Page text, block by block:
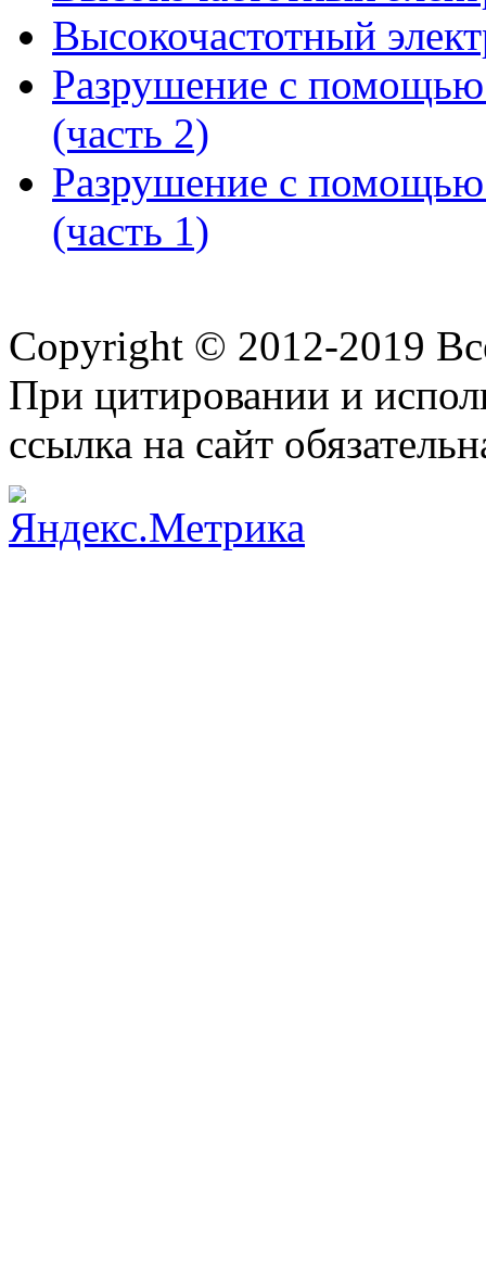
Высокочастотный
Разрушение с помощью
(часть 2)
Разрушение с помощью
(часть 1)
Copyright © 2012-2019
При цитировании и
ссылка на сайт